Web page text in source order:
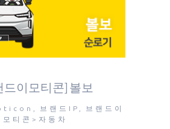
드이모티콘] 볼보
브랜드IP, 브랜드이
모티콘>자동차